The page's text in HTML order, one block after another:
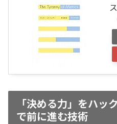
「決める力」をハッ
で前に進む技術